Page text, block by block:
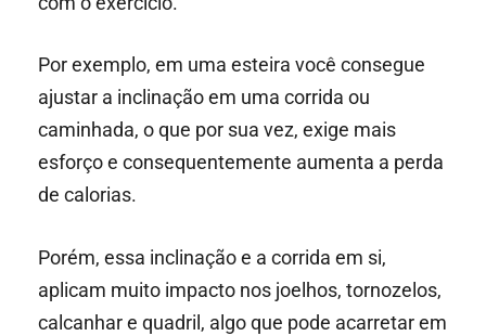
Por exemplo, em uma esteira você consegue
ajustar a inclinação em uma corrida ou
caminhada, o que por sua vez, exige mais
esforço e consequentemente aumenta a perda
de calorias.
Porém, essa inclinação e a corrida em si,
aplicam muito impacto nos joelhos, tornozelos,
calcanhar e quadril, algo que pode acarretar em